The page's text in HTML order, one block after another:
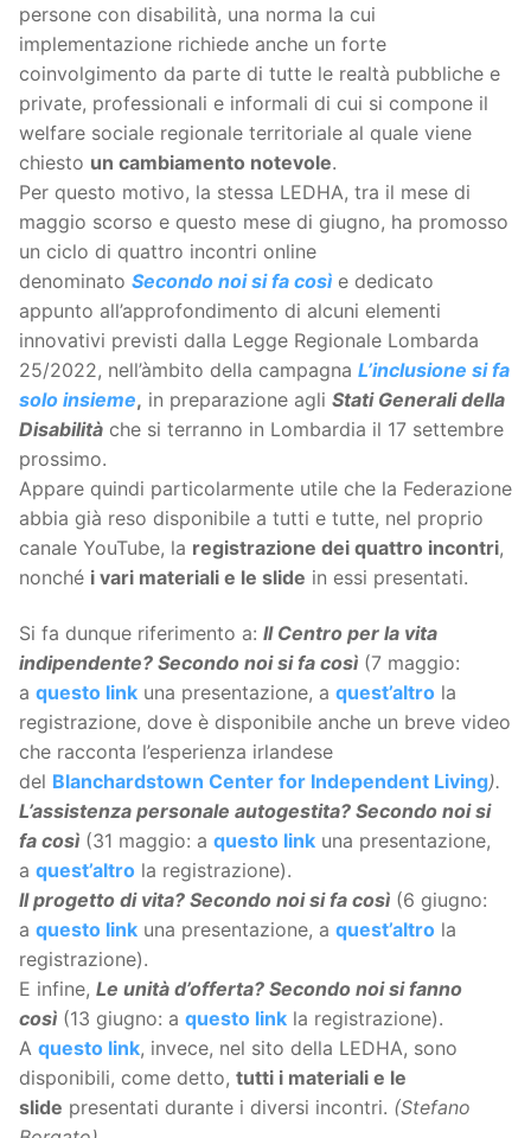
persone con disabilità, una norma la cui
implementazione richiede anche un forte
coinvolgimento da parte di tutte le realtà pubbliche e
private, professionali e informali di cui si compone il
welfare sociale regionale territoriale al quale viene
chiesto un cambiamento notevole.
Per questo motivo, la stessa LEDHA, tra il mese di
maggio scorso e questo mese di giugno, ha promosso
un ciclo di quattro incontri online
denominato Secondo noi si fa così e dedicato
appunto all’approfondimento di alcuni elementi
innovativi previsti dalla Legge Regionale Lombarda
25/2022, nell’àmbito della campagna L’inclusione si fa
solo insieme, in preparazione agli Stati Generali della
Disabilità che si terranno in Lombardia il 17 settembre
prossimo.
Appare quindi particolarmente utile che la Federazione
abbia già reso disponibile a tutti e tutte, nel proprio
canale YouTube, la registrazione dei quattro incontri,
nonché i vari materiali e le slide in essi presentati.
Si fa dunque riferimento a: Il Centro per la vita
indipendente? Secondo noi si fa così (7 maggio:
a questo link una presentazione, a quest’altro la
registrazione, dove è disponibile anche un breve video
che racconta l’esperienza irlandese
del Blanchardstown Center for Independent Living).
L’assistenza personale autogestita? Secondo noi si
fa così (31 maggio: a questo link una presentazione,
a quest’altro la registrazione).
Il progetto di vita? Secondo noi si fa così (6 giugno:
a questo link una presentazione, a quest’altro la
registrazione).
E infine, Le unità d’offerta? Secondo noi si fanno
così (13 giugno: a questo link la registrazione).
A questo link, invece, nel sito della LEDHA, sono
disponibili, come detto, tutti i materiali e le
slide presentati durante i diversi incontri. (Stefano